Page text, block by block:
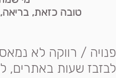
טובה כזאת,
פנויה / רווקה לא
לבזבז שעות באתרים,